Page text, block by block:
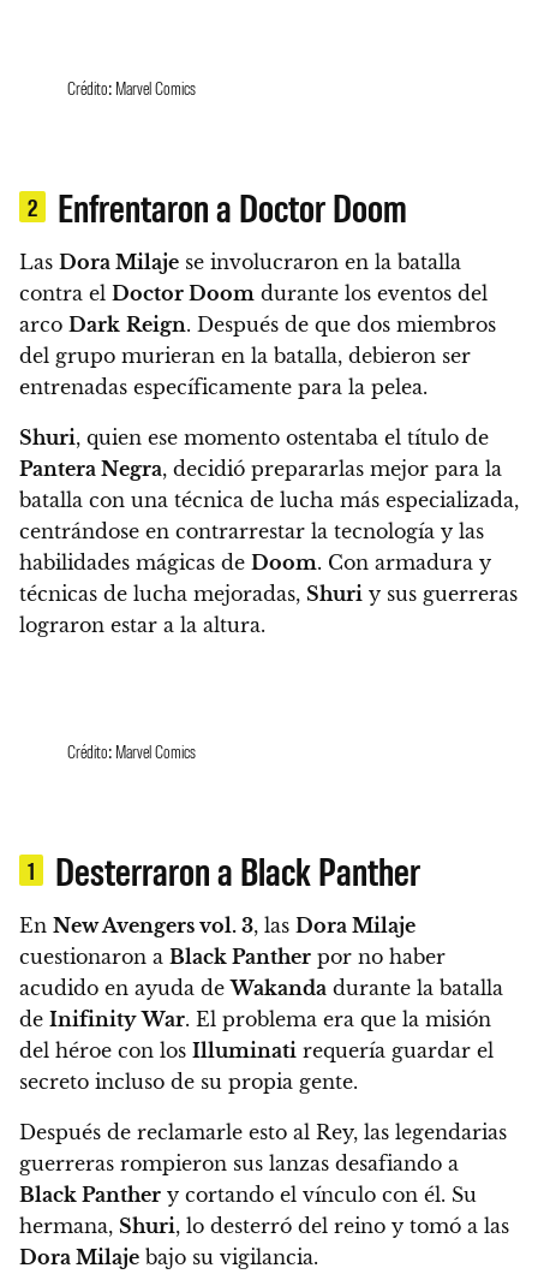
Crédito: Marvel Comics
2 Enfrentaron a Doctor Doom
Las Dora Milaje se involucraron en la batalla
contra el Doctor Doom durante los eventos del
arco Dark Reign. Después de que dos miembros
del grupo murieran en la batalla, debieron ser
entrenadas específicamente para la pelea.
Shuri, quien ese momento ostentaba el título de
Pantera Negra, decidió prepararlas mejor para la
batalla con una técnica de lucha más especializada,
centrándose en contrarrestar la tecnología y las
habilidades mágicas de Doom. Con armadura y
técnicas de lucha mejoradas, Shuri y sus guerreras
lograron estar a la altura.
Crédito: Marvel Comics
1 Desterraron a Black Panther
En New Avengers vol. 3, las Dora Milaje
cuestionaron a Black Panther por no haber
acudido en ayuda deWakanda durante la batalla
de Inifinity War. El problema era que la misión
del héroe con los Illuminati requería guardar el
secreto incluso de su propia gente.
Después de reclamarle esto al Rey, las legendarias
guerreras rompieron sus lanzas desafiando a
Black Panther y cortando el vínculo con él. Su
hermana, Shuri, lo desterró del reino y tomó a las
Dora Milaje bajo su vigilancia.